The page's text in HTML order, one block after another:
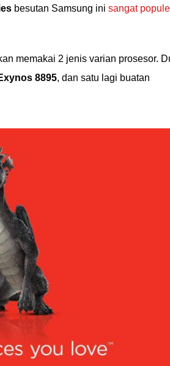
besutan Samsung ini sangat
memakai 2 jenis varian prosesor.
8895, dan satu lagi buatan